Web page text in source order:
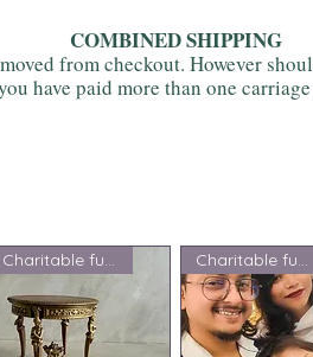
COMBINED SHIPPING
from checkout. However
have paid more than one
Charitable fundraising Charitable fundraising